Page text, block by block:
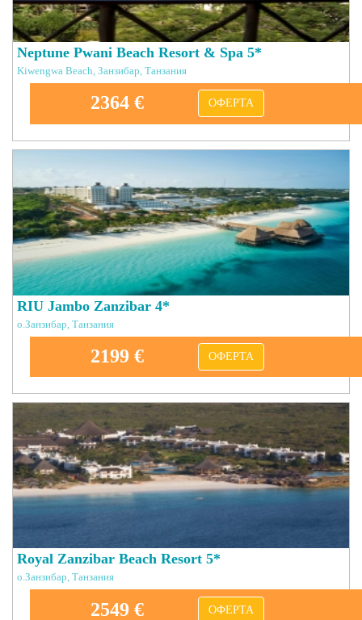
Neptune Pwani Beach Resort & Spa 5*
Kiwengwa Beach, Занзибар, Танзания
2364 € ОФЕРТА
RIU Jambo Zanzibar 4*
о.Занзибар, Танзания
2199 € ОФЕРТА
Royal Zanzibar Beach Resort 5*
о.Занзибар, Танзания
2549 € ОФЕРТА